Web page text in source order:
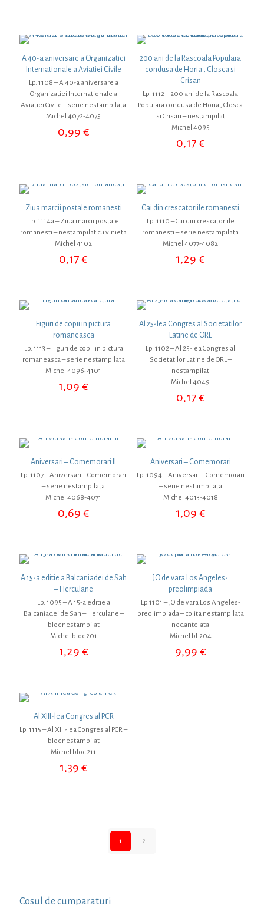
A 40-a aniversare a Organizatiei
Internationale a Aviatiei Civile
Lp. 1108 – A 40-a aniversare a
Organizatiei Internationale a
Aviatiei Civile – serie nestampilata
Michel 4072-4075
0,99 €
200 ani de la Rascoala Populara
condusa de Horia , Closca si
Crisan
Lp. 1112 – 200 ani de la Rascoala
Populara condusa de Horia , Closca
si Crisan – nestampilat
Michel 4095
0,17€
Ziua marcii postale romanesti
Lp. 1114a – Ziua marcii postale
romanesti – nestampilat cu vinieta
Michel 4102
0,17€
Cai din crescatoriile romanesti
Lp. 1110 – Cai din crescatoriile
romanesti – serie nestampilata
Michel 4077-4082
1,29€
Figuri de copii in pictura
romaneasca
Lp. 1113 – Figuri de copii in pictura
romaneasca – serie nestampilata
Michel 4096-4101
1,09€
Al 25-lea Congres al Societatilor
Latine de ORL
Lp. 1102 – Al 25-lea Congres al
Societatilor Latine de ORL –
nestampilat
Michel 4049
0,17€
Aniversari – Comemorari II
Lp. 1107 – Aniversari – Comemorari
– serie nestampilata
Michel 4068-4071
0,69 €
Aniversari – Comemorari
Lp. 1094 – Aniversari – Comemorari
– serie nestampilata
Michel 4013-4018
1,09 €
A 15-a editie a Balcaniadei de Sah
– Herculane
Lp. 1095 – A 15-a editie a
Balcaniadei de Sah – Herculane –
bloc nestampilat
Michel bloc 201
1,29 €
JO de vara Los Angeles-
preolimpiada
Lp.1101 – JO de vara Los Angeles-
preolimpiada – colita nestampilata
nedantelata
Michel bl.204
9,99 €
Al XIII-lea Congres al PCR
Lp. 1115 – Al XIII-lea Congres al PCR –
bloc nestampilat
Michel bloc 211
1,39 €
1 2
Cosul de cumparaturi